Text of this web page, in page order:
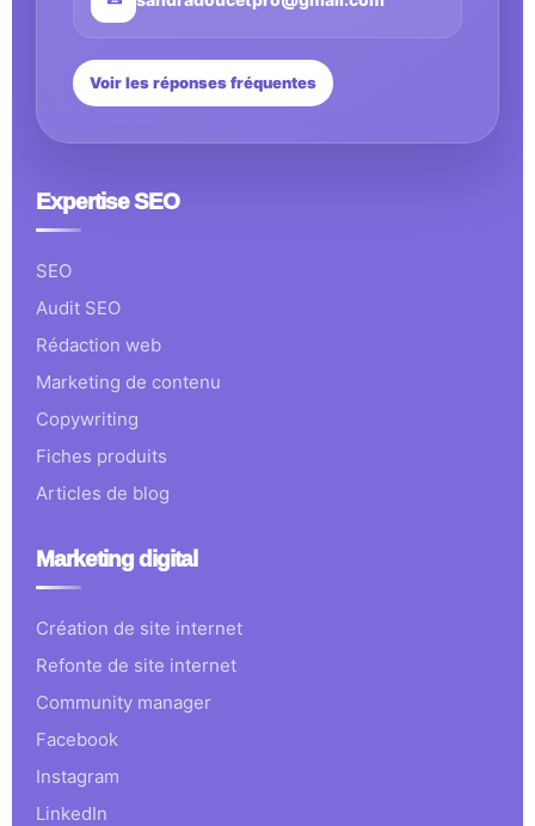
Voir les réponses fréquentes
Expertise SEO
SEO
Audit SEO
Rédaction web
Marketing de contenu
Copywriting
Fiches produits
Articles de blog
Marketing digital
Création de site internet
Refonte de site internet
Community manager
Facebook
Instagram
LinkedIn